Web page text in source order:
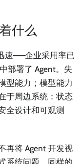
什么
速——企业采用率已
部署了 Agent。失
型能力；模型能力
于周边系统：状态
全设计和可观测
再将 Agent 开发视
系统问题。同样的